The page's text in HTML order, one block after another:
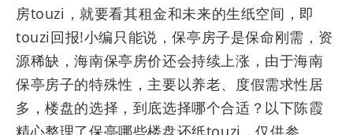
房touzi，就要看其租金和未来的生纸空间，即
touzi回报!小编只能说，保亭房子是保命刚需，资
源稀缺，海南保亭房价还会持续上涨，由于海南
保亭房子的特殊性，主要以养老、度假需求性居
多，楼盘的选择，到底选择哪个合适？以下陈霞
精心整理了保亭哪些楼盘还纸touzi，仅供参